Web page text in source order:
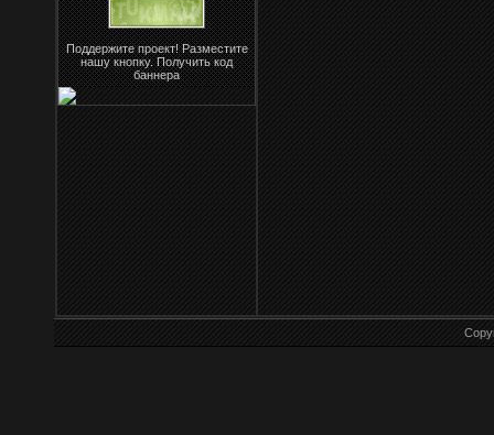
Поддержите проект! Разместите
нашу кнопку. Получить код
баннера